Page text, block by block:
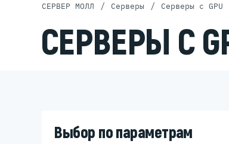
СЕРВЕР МОЛЛ / Серверы / Серверы с GPU
СЕРВЕРЫ С
Выбор по параметрам